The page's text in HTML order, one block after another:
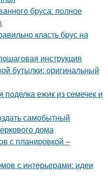
бруса: полное
класть брус на
инструкция
бутылки: оригинальный
ежик из семечек и
самобытный
дома
с планировкой –
с интерьерами: идеи